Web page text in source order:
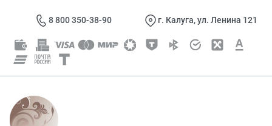
8 800 350-38-90 г. Калуга, ул. Ленина 121